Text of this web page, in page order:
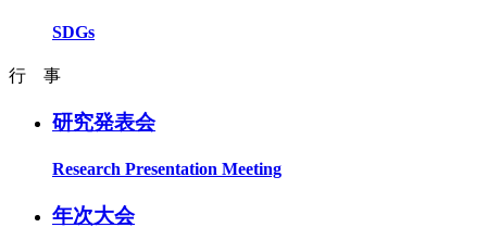
SDGs
行 事
研究発表会
Research Presentation Meeting
年次大会